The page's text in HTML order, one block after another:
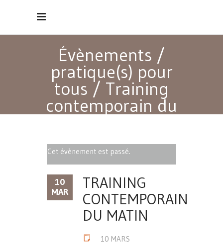
Évènements /
pratique(s) pour
tous / Training
contemporain du
Cet évènement est passé.
10
MAR
TRAINING
CONTEMPORAIN
DU MATIN
10 MARS